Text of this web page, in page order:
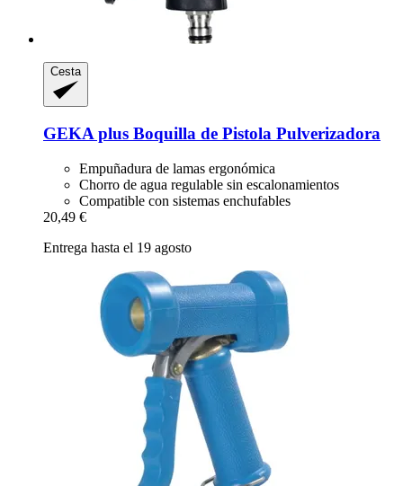
Cesta
GEKA plus Boquilla de Pistola Pulverizadora
Empuñadura de lamas ergonómica
Chorro de agua regulable sin escalonamientos
Compatible con sistemas enchufables
20,49 €
Entrega hasta el 19 agosto